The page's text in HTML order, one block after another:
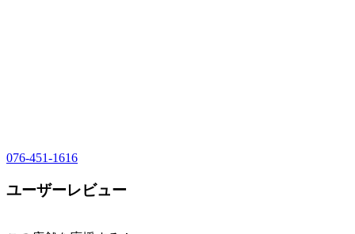
076-451-1616
ユーザーレビュー